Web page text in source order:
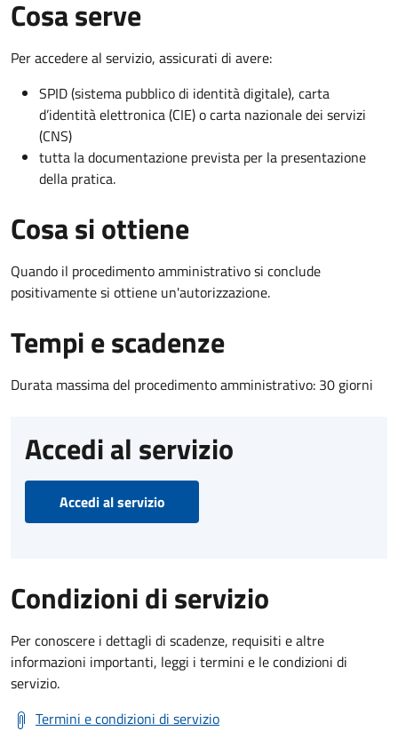
Cosa serve
Per accedere al servizio, assicurati di avere:
SPID (sistema pubblico di identità digitale), carta
d’identità elettronica (CIE) o carta nazionale dei servizi
(CNS)
tutta la documentazione prevista per la presentazione
della pratica.
Cosa si ottiene
Quando il procedimento amministrativo si conclude
positivamente si ottiene un'autorizzazione.
Tempi e scadenze
Durata massima del procedimento amministrativo: 30 giorni
Accedi al servizio
Accedi al servizio
Condizioni di servizio
Per conoscere i dettagli di scadenze, requisiti e altre
informazioni importanti, leggi i termini e le condizioni di
servizio.
Termini e condizioni di servizio